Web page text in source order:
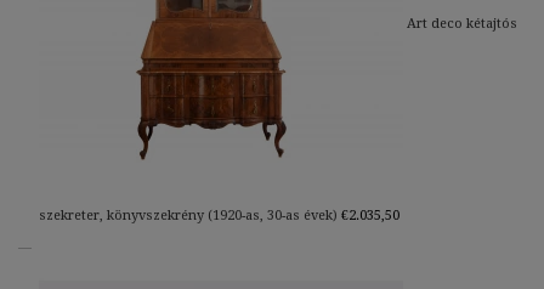
Art deco kétajtós
szekreter, könyvszekrény (1920-as, 30-as évek) €2.035,50